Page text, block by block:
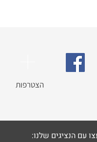
הצטרפות
עם הנציגים שלנו: